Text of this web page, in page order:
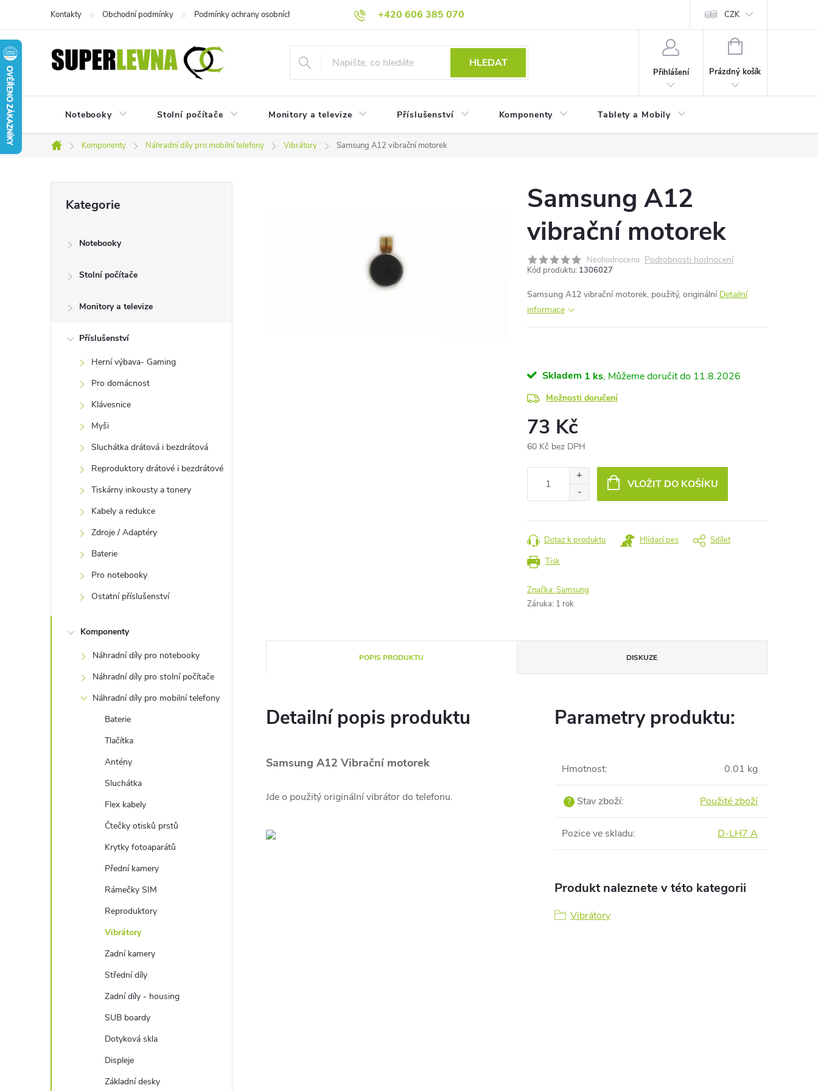
obsah
+420 606 385 070
Kontakty Obchodní podmínky Podmínky ochrany osobních údajů Reklamační podmínky Reklamace CZK
HLEDAT
Přihlášení
NÁKUPNÍ
Prázdný košík
Notebooky Stolní počítače Monitory a televize Příslušenství Komponenty Tablety a Mobily
Domů
Komponenty Náhradní díly pro mobilní telefony Vibrátory Samsung A12 vibrační motorek
kategorie
Kategorie
Notebooky
Stolní počítače
Monitory a televize
Příslušenství
Herní výbava- Gaming
Pro domácnost
Klávesnice
Myši
Sluchátka drátová i bezdrátová
Reproduktory drátové i bezdrátové
Tiskárny inkousty a tonery
Kabely a redukce
Zdroje / Adaptéry
Baterie
Pro notebooky
Ostatní příslušenství
Komponenty
Náhradní díly pro notebooky
Náhradní díly pro stolní počítače
Náhradní díly pro mobilní telefony
Baterie
Tlačítka
Antény
Sluchátka
Flex kabely
Čtečky otisků prstů
Krytky fotoaparátů
Přední kamery
Rámečky SIM
Reproduktory
Vibrátory
Zadní kamery
Střední díly
Zadní díly - housing
SUB boardy
Dotyková skla
Displeje
Základní desky
Samsung A12
vibrační motorek
Neohodnoceno Podrobnosti hodnocení
Kód produktu: 1306027
Samsung A12 vibrační motorek, použitý, originální Detailní
informace
Skladem 1 ks 11.8.2026
Možnosti doručení
73 Kč
60 Kč bez DPH
VLOŽIT DO KOŠÍKU
Tisk
Dotaz k produktu Hlídací pes Sdílet
Značka:Samsung
Záruka: 1 rok
POPIS PRODUKTU DISKUZE
Detailní popis produktu
Samsung A12 Vibrační motorek
Jde o použitý originální vibrátor do telefonu.
Parametry produktu:
Hmotnost: 0.01 kg
? Stav zboží: Použité zboží
Pozice ve skladu: D-LH7 A
Produkt naleznete v této kategorii
Vibrátory